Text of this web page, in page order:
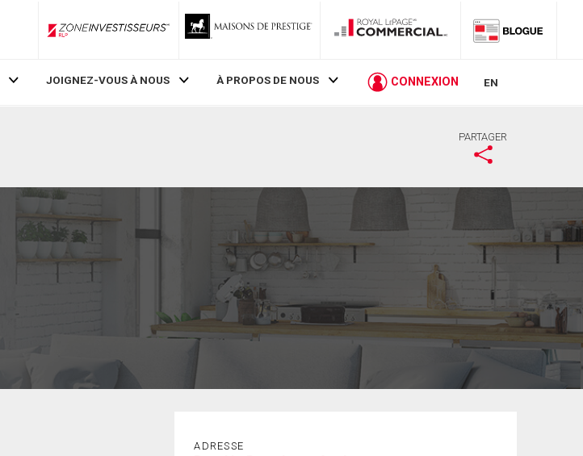
ZoneInvestisseurs RLP
JOIGNEZ-VOUS À NOUS À PROPOS DE NOUS CONNEXION EN
PARTAGER
ADRESSE